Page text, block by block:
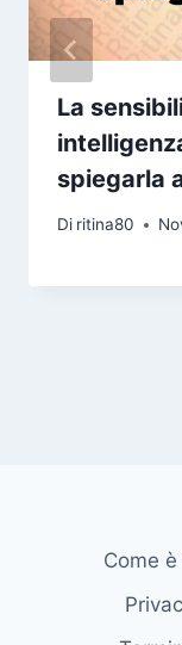
La
spiegarla
Di ritina80
Come